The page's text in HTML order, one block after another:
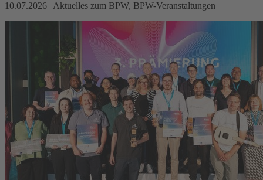
10.07.2026 | Aktuelles zum BPW, BPW-Veranstaltungen